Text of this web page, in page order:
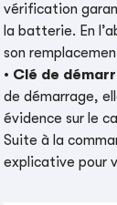
vérification
la batterie. En
son
• Clé de
de démarrage,
évidence sur le
Suite à la
explicative pour